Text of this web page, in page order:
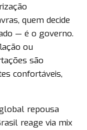
quem decide
— é o governo.
ou
são
confortáveis,
repousa
reage via mix